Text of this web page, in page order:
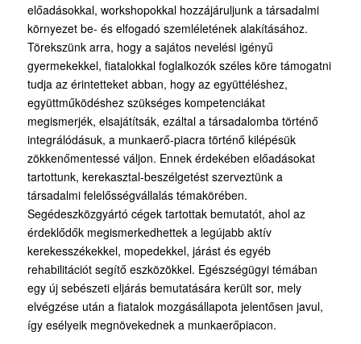
előadásokkal, workshopokkal hozzájáruljunk a társadalmi
környezet be- és elfogadó szemléletének alakításához.
Törekszünk arra, hogy a sajátos nevelési igényű
gyermekekkel, fiatalokkal foglalkozók széles köre támogatni
tudja az érintetteket abban, hogy az együttéléshez,
együttműködéshez szükséges kompetenciákat
megismerjék, elsajátítsák, ezáltal a társadalomba történő
integrálódásuk, a munkaerő-piacra történő kilépésük
zökkenőmentessé váljon. Ennek érdekében előadásokat
tartottunk, kerekasztal-beszélgetést szerveztünk a
társadalmi felelősségvállalás témakörében.
Segédeszközgyártó cégek tartottak bemutatót, ahol az
érdeklődők megismerkedhettek a legújabb aktív
kerekesszékekkel, mopedekkel, járást és egyéb
rehabilitációt segítő eszközökkel. Egészségügyi témában
egy új sebészeti eljárás bemutatására került sor, mely
elvégzése után a fiatalok mozgásállapota jelentősen javul,
így esélyeik megnövekednek a munkaerőpiacon.